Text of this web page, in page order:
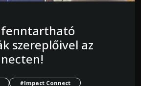
fenntartható
szereplőivel az
#Impact Connect